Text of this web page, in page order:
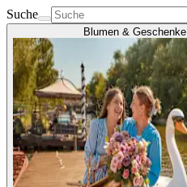
Suche
Blumen & Geschenke